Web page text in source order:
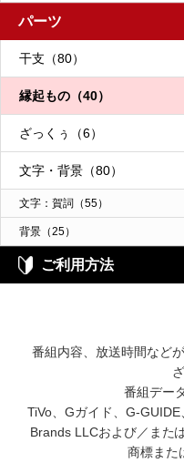
パーツ
干支（80）
縁起もの（40）
ざっくぅ（6）
文字・背景（80）
文字：賀詞（55）
背景（25）
ご利用方法
番組内容、放送時間など
番組デー
TiVo、Gガイド、G-
Brands LLCおよび／また
商標また